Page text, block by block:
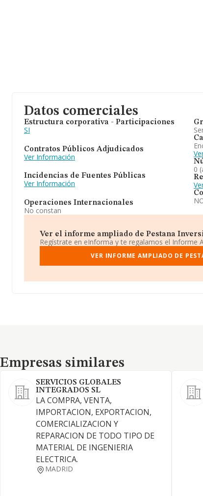
Datos comerciales
Estructura corporativa - Participaciones
SI
Contratos Públicos Adjudicados
Ver Información
Incidencias de Fuentes Públicas
Ver Información
Operaciones Internacionales
No constan
0
Ver el informe ampliado de Pestana
Regístrate en eInforma y te regalamos el Informe
VER INFORME AMPLIADO DE
Empresas similares
Empresas similares
SERVICIOS GLOBALES
INTEGRADOS SL
LA COMPRA, VENTA,
IMPORTACION, EXPORTACION,
COMERCIALIZACION Y
REPARACION DE TODO TIPO DE
MATERIAL DE INGENIERIA
ELECTRICA.
MADRID